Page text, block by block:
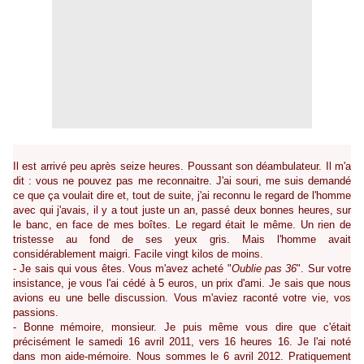
Il est arrivé peu après seize heures. Poussant son déambulateur. Il m'a
dit : vous ne pouvez pas me reconnaitre. J'ai souri, me suis demandé
ce que ça voulait dire et, tout de suite, j'ai reconnu le regard de l'homme
avec qui j'avais, il y a tout juste un an, passé deux bonnes heures, sur
le banc, en face de mes boîtes. Le regard était le même. Un rien de
tristesse au fond de ses yeux gris. Mais l'homme avait
considérablement maigri. Facile vingt kilos de moins.
- Je sais qui vous êtes. Vous m'avez acheté "Oublie pas 36". Sur votre
insistance, je vous l'ai cédé à 5 euros, un prix d'ami. Je sais que nous
avions eu une belle discussion. Vous m'aviez raconté votre vie, vos
passions.
- Bonne mémoire, monsieur. Je puis même vous dire que c'était
précisément le samedi 16 avril 2011, vers 16 heures 16. Je l'ai noté
dans mon aide-mémoire. Nous sommes le 6 avril 2012. Pratiquement